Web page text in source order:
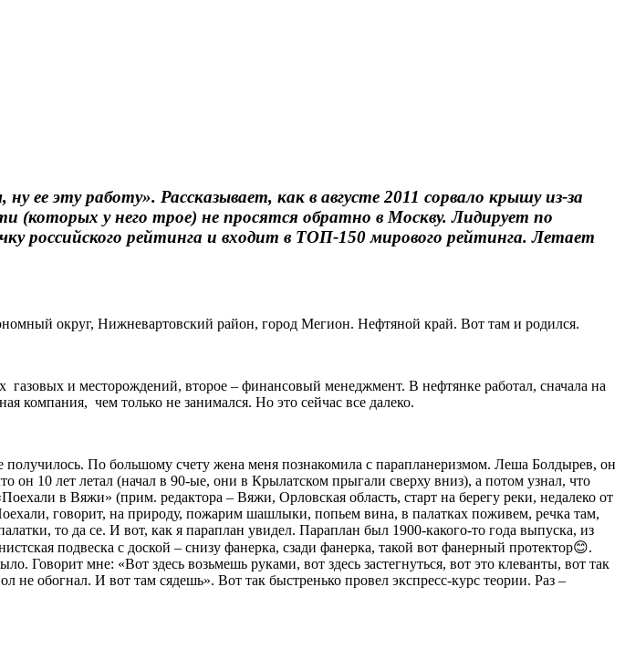
эту работу». Рассказывает, как в августе 2011 сорвало крышу из-за
(которых у него трое) не просятся обратно в Москву. Лидирует по
российского рейтинга и входит в ТОП-150 мирового рейтинга. Летает
округ, Нижневартовский район, город Мегион. Нефтяной край. Вот там и родился.
и месторождений, второе – финансовый менеджмент. В нефтянке работал, сначала на
компания, чем только не занимался. Но это сейчас все далеко.
получилось. По большому счету жена меня познакомила с парапланеризмом. Леша Болдырев, он
он 10 лет летал (начал в 90-ые, они в Крылатском прыгали сверху вниз), а потом узнал, что
в Вяжи» (прим. редактора – Вяжи, Орловская область, старт на берегу реки, недалеко от
говорит, на природу, пожарим шашлыки, попьем вина, в палатках поживем, речка там,
то да се. И вот, как я параплан увидел. Параплан был 1900-какого-то года выпуска, из
подвеска с доской – снизу фанерка, сзади фанерка, такой вот фанерный протектор😊.
Говорит мне: «Вот здесь возьмешь руками, вот здесь застегнуться, вот это клеванты, вот так
обогнал. И вот там сядешь». Вот так быстренько провел экспресс-курс теории. Раз –